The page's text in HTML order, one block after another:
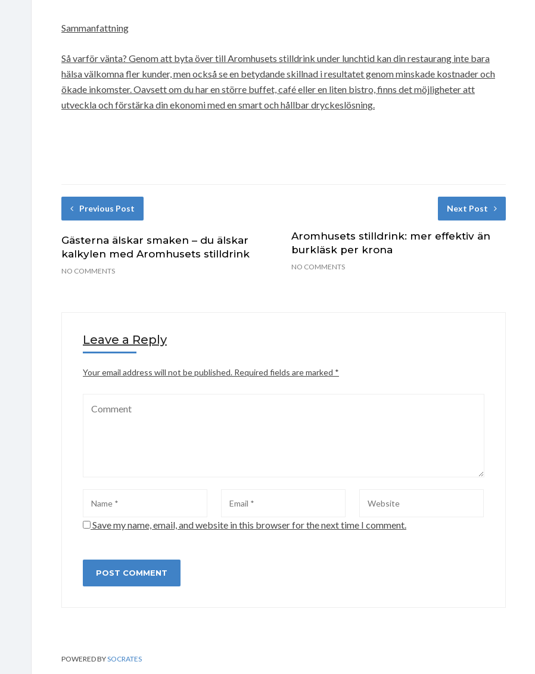
Sammanfattning
Så varför vänta? Genom att byta över till Aromhusets stilldrink under lunchtid kan din restaurang inte bara
hälsa välkomna fler kunder, men också se en betydande skillnad i resultatet genom minskade kostnader och
ökade inkomster. Oavsett om du har en större buffet, café eller en liten bistro, finns det möjligheter att
utveckla och förstärka din ekonomi med en smart och hållbar dryckeslösning.
Previous Post
Gästerna älskar smaken – du älskar
kalkylen med Aromhusets stilldrink
NO COMMENTS
Next Post
Aromhusets stilldrink: mer effektiv än
burkläsk per krona
NO COMMENTS
Leave a Reply
Your email address will not be published. Required fields are marked *
Save my name, email, and website in this browser for the next time I comment.
POWERED BYSOCRATES